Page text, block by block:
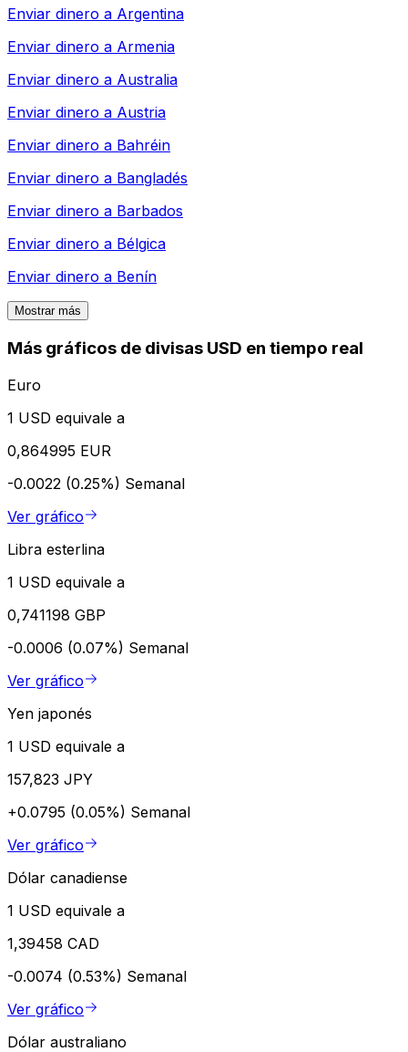
Enviar dinero a Argentina
Enviar dinero a Armenia
Enviar dinero a Australia
Enviar dinero a Austria
Enviar dinero a Bahréin
Enviar dinero a Bangladés
Enviar dinero a Barbados
Enviar dinero a Bélgica
Enviar dinero a Benín
Mostrar más
Más gráficos de divisas USD en tiempo real
Euro
1 USD equivale a
0,864995 EUR
-0.0022 (0.25%) Semanal
Ver gráfico
Libra esterlina
1 USD equivale a
0,741198 GBP
-0.0006 (0.07%) Semanal
Ver gráfico
Yen japonés
1 USD equivale a
157,823 JPY
+0.0795 (0.05%) Semanal
Ver gráfico
Dólar canadiense
1 USD equivale a
1,39458 CAD
-0.0074 (0.53%) Semanal
Ver gráfico
Dólar australiano